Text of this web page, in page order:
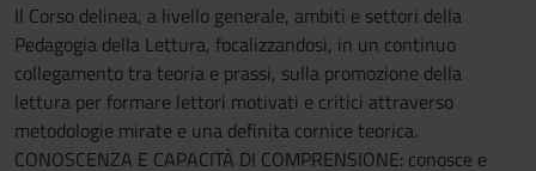
Il Corso delinea, a livello generale, ambiti e settori della
Pedagogia della Lettura, focalizzandosi, in un continuo
collegamento tra teoria e prassi, sulla promozione della
lettura per formare lettori motivati e critici attraverso
metodologie mirate e una definita cornice teorica.
CONOSCENZA E CAPACITÀ DI COMPRENSIONE: conosce e